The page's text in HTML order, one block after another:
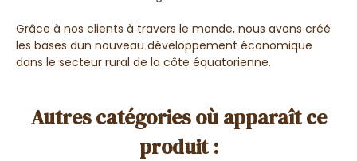
Grâce à nos clients à travers le monde, nous avons créé
les bases dun nouveau développement économique
dans le secteur rural de la côte équatorienne.
Autres catégories où apparaît ce
produit :